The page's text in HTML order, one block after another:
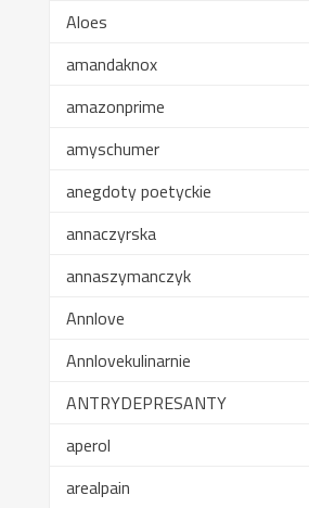
Aloes
amandaknox
amazonprime
amyschumer
anegdoty poetyckie
annaczyrska
annaszymanczyk
Annlove
Annlovekulinarnie
ANTRYDEPRESANTY
aperol
arealpain